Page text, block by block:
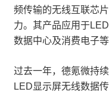
频传输的无线互联芯
力。其产品应用于
数据中心及消费电子等
过去一年，德氪微持
LED显示屏无线数据